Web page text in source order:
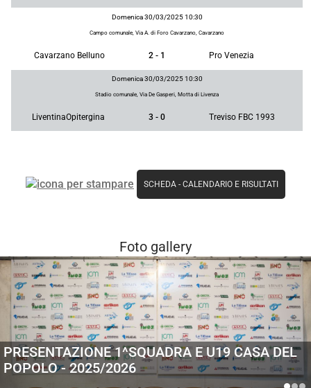
Domenica 30/03/2025 10:30
Campo comunale, Via A. di Foro Cavarzano, Cavarzano
Cavarzano Belluno 2 - 1 Pro Venezia
Domenica 30/03/2025 10:30
Stadio comunale, Via De Gasperi, Motta di Livenza
LiventinaOpitergina 3 - 0 Treviso FBC 1993
SCHEDA - CALENDARIO E RISULTATI
Foto gallery
PRESENTAZIONE 1^SQUADRA E U19 CASA DEL
POPOLO - 2025/2026